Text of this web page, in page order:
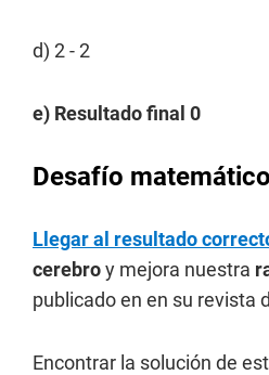
d) 2 - 2
e) Resultado final 0
Desafío
Llegar al resultado
cerebroy mejora nuestra
publicado en en su revista
Encontrar la solución de